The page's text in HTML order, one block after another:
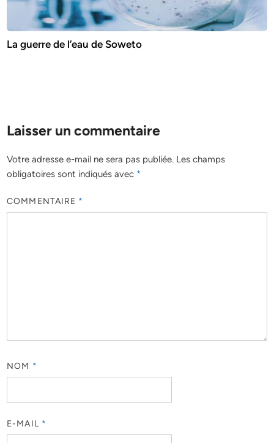
La guerre de l’eau de Soweto
Laisser un commentaire
Votre adresse e-mail ne sera pas publiée. Les champs
obligatoires sont indiqués avec *
COMMENTAIRE *
NOM *
E-MAIL *